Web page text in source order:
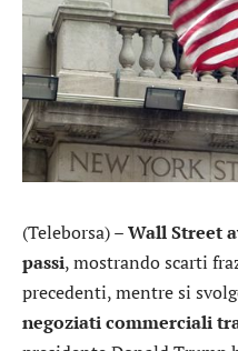
(Teleborsa) –Wall Street
passi, mostrando scarti
precedenti, mentre si
negoziati commerciali